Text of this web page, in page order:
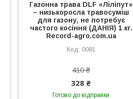
Газонна трава DLF «Ліліпут»
– низькоросла травосуміш
для газону, не потребує
частого косіння (ДАНІЯ) 1 кг.
Record-agro.com.ua
0081
410 ₴
328 ₴
Готово до відправки